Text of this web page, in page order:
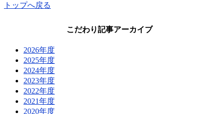
トップへ戻る
こだわり記事アーカイブ
2026年度
2025年度
2024年度
2023年度
2022年度
2021年度
2020年度